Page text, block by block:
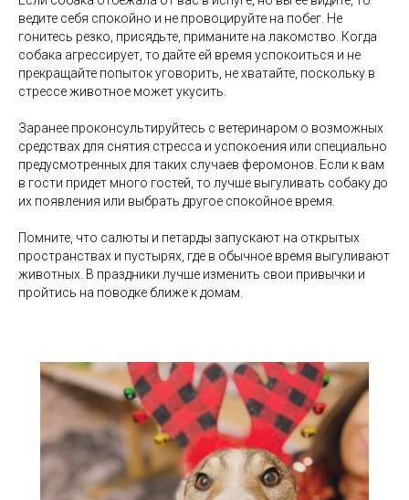
ведите себя спокойно и не провоцируйте на побег. Не
гонитесь резко, присядьте, приманите на лакомство. Когда
собака агрессирует, то дайте ей время успокоиться и не
прекращайте попыток уговорить, не хватайте, поскольку в
стрессе животное может укусить.
Заранее проконсультируйтесь с ветеринаром о возможных
средствах для снятия стресса и успокоения или специально
предусмотренных для таких случаев феромонов. Если к вам
в гости придет много гостей, то лучше выгуливать собаку до
их появления или выбрать другое спокойное время.
Помните, что салюты и петарды запускают на открытых
пространствах и пустырях, где в обычное время выгуливают
животных. В праздники лучше изменить свои привычки и
пройтись на поводке ближе к домам.